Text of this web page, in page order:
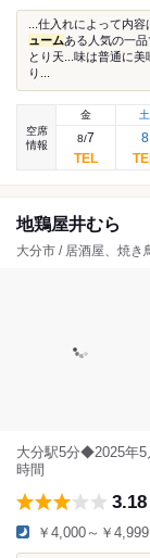
...仕入れによって内
ュームある人気の一
とり天...味は普通に
り...
空席
情報
金
8/7
土
8
地鶏屋井むら
大分市 / 居酒屋、焼き
大分駅5分◆2025年5
時間
3.18
￥4,000～￥4,999